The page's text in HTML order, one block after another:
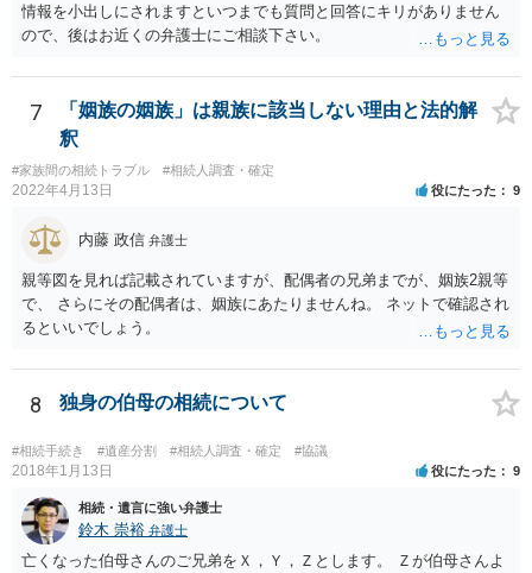
しどころ）としては，譲歩することを甘受しなければならないかもし
れません。
情報を小出しにされますといつまでも質問と回答にキリがありません
ので、後はお近くの弁護士にご相談下さい。
7
「姻族の姻族」は親族に該当しない理由と法的解
釈
#家族間の相続トラブル #相続人調査・確定
2022年4月13日 役にたった 9
内藤 政信 弁護士
親等図を見れば記載されていますが、配偶者の兄弟までが、姻族2親等
で、 さらにその配偶者は、姻族にあたりませんね。 ネットで確認され
るといいでしょう。
8 独身の伯母の相続について
#相続手続き #遺産分割 #相続人調査・確定 #協議
2018年1月13日 役にたった 9
相続・遺言に強い弁護士
鈴木 崇裕 弁護士
亡くなった伯母さんのご兄弟をＸ，Ｙ，Ｚとします。 Ｚが伯母さんよ